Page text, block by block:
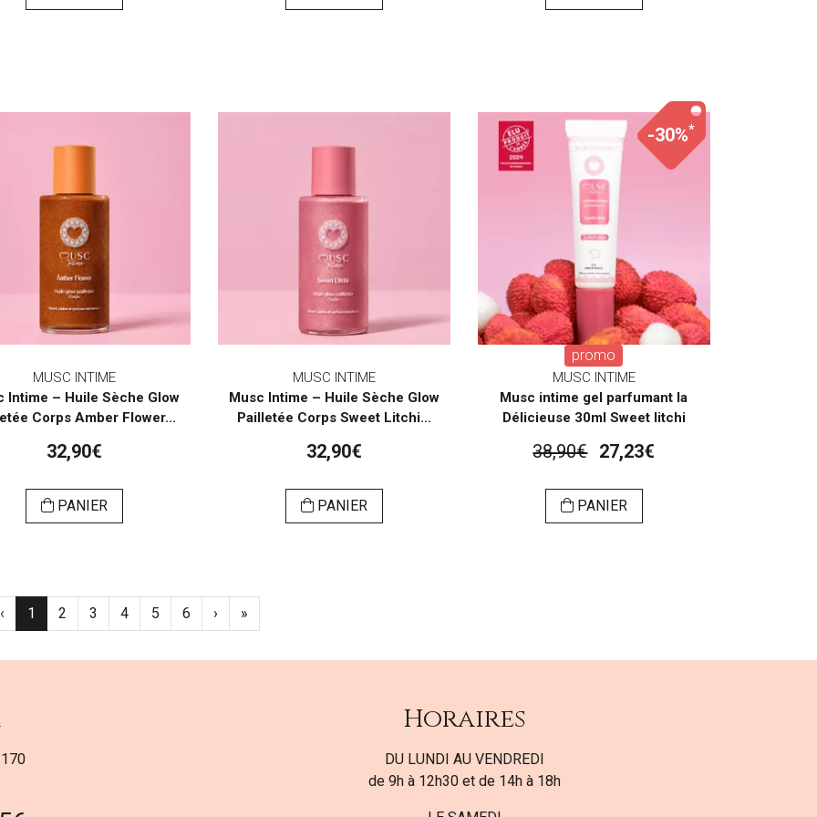
MUSC INTIME
Intime – Huile Sèche Glow
Corps Amber Flower...
32,90€
PANIER
MUSC INTIME
Musc Intime – Huile Sèche Glow
Pailletée Corps Sweet Litchi...
32,90€
PANIER
-30%*
promo
MUSC INTIME
Musc intime gel parfumant la
Délicieuse 30ml Sweet litchi
38,90€ 27,23€
PANIER
‹ 1 2 3 4 5 6 › »
Horaires
DU LUNDI AU VENDREDI
de 9h à 12h30 et de 14h à 18h